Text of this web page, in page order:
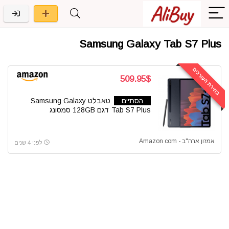
Samsung Galaxy Tab S7 Plus
בחירת העורכים 509.95$
הסתיים
טאבלט Samsung Galaxy
Tab S7 Plus דגם 128GB סמסונג
אמזון ארה"ב - Amazon com לפני 4 שנים